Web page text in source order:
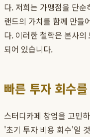
다. 저희는 가맹점을 단
랜드의 가치를 함께 만들
다. 이러한 철학은 본사
되어 있습니다.
빠른 투자 회수
스터디카페 창업을 고민
'초기 투자 비용 회수'일